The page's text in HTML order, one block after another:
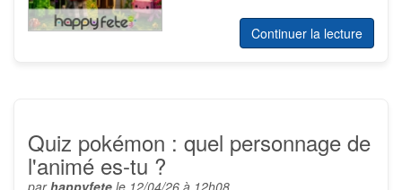
Continuer la lecture
Quiz pokémon : quel personnage de
l'animé es-tu ?
parhappyfete le 12/04/26 à 12h08